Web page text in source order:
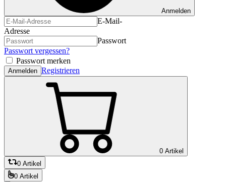
Anmelden
E-Mail-
Adresse
Passwort
Passwort vergessen?
Passwort merken
Anmelden Registrieren
0 Artikel
0 Artikel
0 Artikel